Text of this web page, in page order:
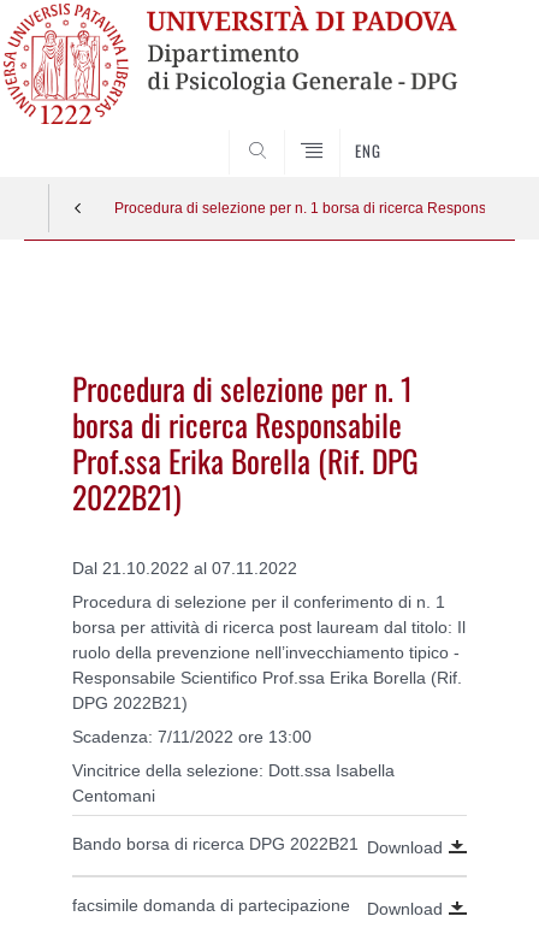
ENG
Procedura di selezione per n. 1 borsa di ricerca Responsabile
Procedura di selezione per n. 1
borsa di ricerca Responsabile
Prof.ssa Erika Borella (Rif. DPG
2022B21)
Dal 21.10.2022 al 07.11.2022
Procedura di selezione per il conferimento di n. 1
borsa per attività di ricerca post lauream dal titolo: Il
ruolo della prevenzione nell’invecchiamento tipico -
Responsabile Scientifico Prof.ssa Erika Borella (Rif.
DPG 2022B21)
Scadenza: 7/11/2022 ore 13:00
Vincitrice della selezione: Dott.ssa Isabella
Centomani
Bando borsa di ricerca DPG 2022B21 Download
facsimile domanda di partecipazione Download